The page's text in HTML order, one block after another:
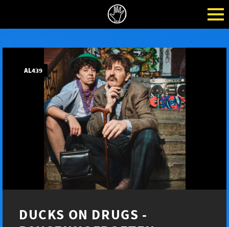
AL439
DUCKS ON DRUGS -